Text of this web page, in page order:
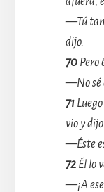
—Tú
dijo.
70Pero
—No sé
71
vio y
—Éste
72Él lo
—¡A ese